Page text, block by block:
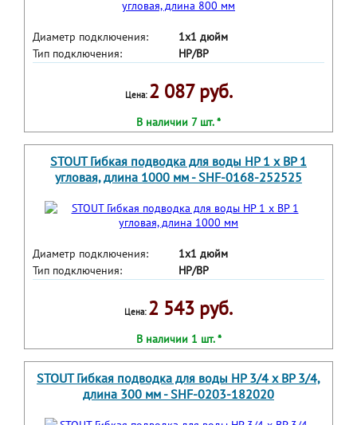
Диаметр подключения:
1х1 дюйм
Тип подключения:
НР/ВР
Цена: 2 087 руб.
В наличии 7 шт. *
STOUT Гибкая подводка для воды НР 1 х ВР 1
угловая, длина 1000 мм - SHF-0168-252525
Диаметр подключения:
1х1 дюйм
Тип подключения:
НР/ВР
Цена: 2 543 руб.
В наличии 1 шт. *
STOUT Гибкая подводка для воды НР 3/4 х ВР 3/4,
длина 300 мм - SHF-0203-182020